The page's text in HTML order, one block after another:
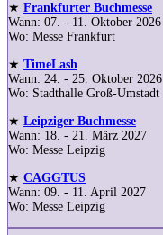
★ Frankfurter Buchmesse
Wann: 07. - 11. Oktober 2026
Wo: Messe Frankfurt
★ TimeLash
Wann: 24. - 25. Oktober 2026
Wo: Stadthalle Groß-Umstadt
★ Leipziger Buchmesse
Wann: 18. - 21. März 2027
Wo: Messe Leipzig
★ CAGGTUS
Wann: 09. - 11. April 2027
Wo: Messe Leipzig